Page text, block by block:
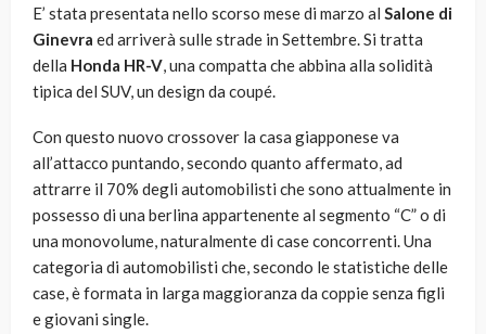
E’ stata presentata nello scorso mese di marzo al Salone di
Ginevra ed arriverà sulle strade in Settembre. Si tratta
della Honda HR-V, una compatta che abbina alla solidità
tipica del SUV, un design da coupé.
Con questo nuovo crossover la casa giapponese va
all’attacco puntando, secondo quanto affermato, ad
attrarre il 70% degli automobilisti che sono attualmente in
possesso di una berlina appartenente al segmento “C” o di
una monovolume, naturalmente di case concorrenti. Una
categoria di automobilisti che, secondo le statistiche delle
case, è formata in larga maggioranza da coppie senza figli
e giovani single.